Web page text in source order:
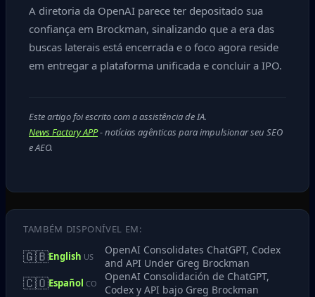
A diretoria da OpenAI parece ter depositado sua
confiança em Brockman, sinalizando que a era das
buscas laterais está encerrada e o foco agora reside
em entregar a plataforma unificada e concluir a IPO.
Este artigo foi escrito com a assistência de IA.
News Factory APP- notícias agênticas para impulsionar seu SEO
e AEO.
TAMBÉM DISPONÍVEL EM:
🇬🇧English US
OpenAI Consolidates ChatGPT, Codex
and API Under Greg Brockman
🇨🇴Español CO
OpenAI Consolidación de ChatGPT,
Codex y API bajo Greg Brockman